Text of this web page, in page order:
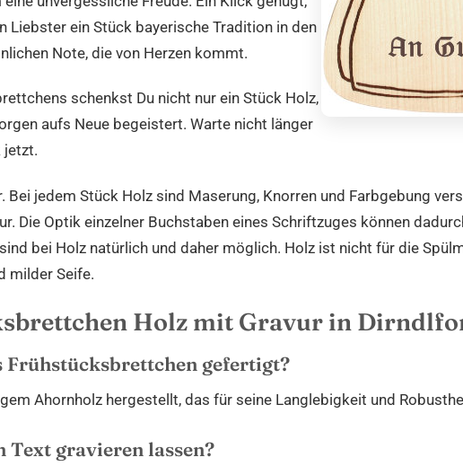
Liebster ein Stück bayerische Tradition in den
Note, die von Herzen kommt.
schenkst Du nicht nur ein Stück Holz,
aufs Neue begeistert. Warte nicht länger
jetzt.
jedem Stück Holz sind Maserung, Knorren und Farbgebung
Die Optik einzelner Buchstaben eines Schriftzuges können
bei Holz natürlich und daher möglich. Holz ist nicht für die
milder Seife.
Holz mit Gravur in
Frühstücksbrettchen gefertigt?
Ahornholz hergestellt, das für seine Langlebigkeit und
Text gravieren lassen?